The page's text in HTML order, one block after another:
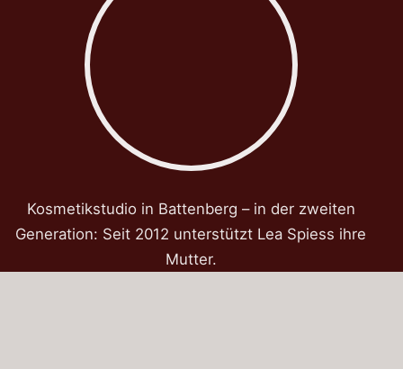
Kosmetikstudio in Battenberg – in der zweiten
Generation: Seit 2012 unterstützt Lea Spiess ihre
Mutter.